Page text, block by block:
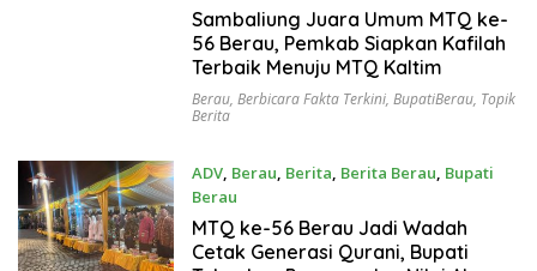
Juli 13, 2026
Sambaliung Juara Umum MTQ ke-
56 Berau, Pemkab Siapkan Kafilah
Terbaik Menuju MTQ Kaltim
Berau, Berbicara Fakta Terkini, BupatiBerau, Topik
Berita
ADV, Berau, Berita, Berita Berau, Bupati
Berau
Juli 13, 2026
MTQ ke-56 Berau Jadi Wadah
Cetak Generasi Qurani, Bupati